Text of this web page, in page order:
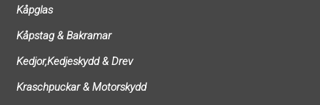
Kåpglas
Kåpstag & Bakramar
Kedjor,Kedjeskydd & Drev
Kraschpuckar & Motorskydd